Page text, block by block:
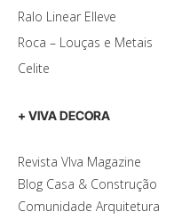
Ralo Linear Elleve
Roca – Louças e Metais
Celite
+ VIVA DECORA
Revista VIva Magazine
Blog Casa & Construção
Comunidade Arquitetura